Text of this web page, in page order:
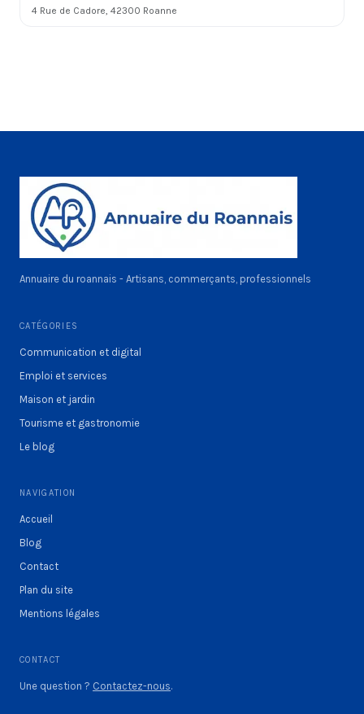
4 Rue de Cadore, 42300 Roanne
Annuaire du roannais - Artisans, commerçants, professionnels
CATÉGORIES
Communication et digital
Emploi et services
Maison et jardin
Tourisme et gastronomie
Le blog
NAVIGATION
Accueil
Blog
Contact
Plan du site
Mentions légales
CONTACT
Une question ? Contactez-nous.